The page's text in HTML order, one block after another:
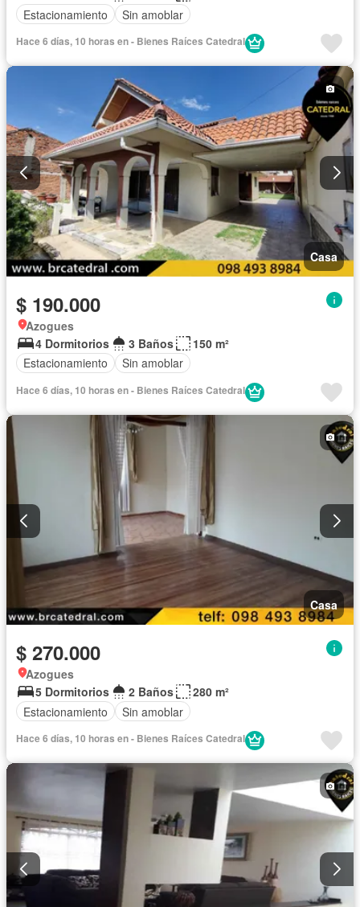
Estacionamiento
Sin amoblar
Hace 6 días, 10 horas en - Bienes Raíces Catedral
Casa
$ 190.000
Azogues
4 Dormitorios
3 Baños
150 m²
Estacionamiento
Sin amoblar
Hace 6 días, 10 horas en - Bienes Raíces Catedral
Casa
$ 270.000
Azogues
5 Dormitorios
2 Baños
280 m²
Estacionamiento
Sin amoblar
Hace 6 días, 10 horas en - Bienes Raíces Catedral